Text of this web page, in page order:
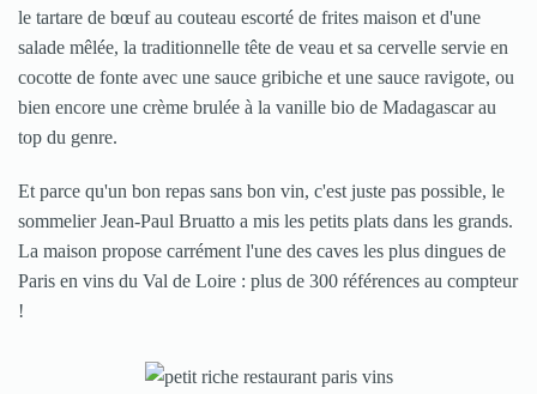
le tartare de bœuf au couteau escorté de frites maison et d'une
salade mêlée, la traditionnelle tête de veau et sa cervelle servie en
cocotte de fonte avec une sauce gribiche et une sauce ravigote, ou
bien encore une crème brulée à la vanille bio de Madagascar au
top du genre.
Et parce qu'un bon repas sans bon vin, c'est juste pas possible, le
sommelier Jean-Paul Bruatto a mis les petits plats dans les grands.
La maison propose carrément l'une des caves les plus dingues de
Paris en vins du Val de Loire : plus de 300 références au compteur
!